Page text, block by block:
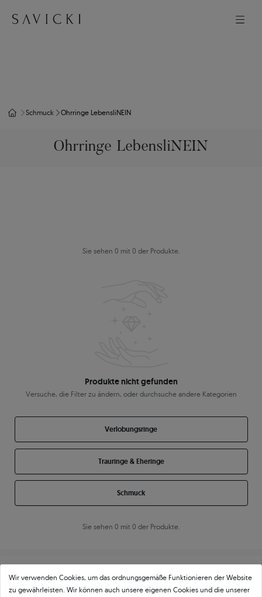
Schmuck Ohrringe LebensliNEIN
Ohrringe LebensliNEIN
Sie sehen 0 mit 0 der Produkte.
Produkte nicht gefunden
Versuche, die Filter zu ändern, oder durchsuche andere Kategorien
Verlobungsringe
Trauringe & Eheringe
Schmuck
Sie sehen 0 mit 0 der Produkte.
Wir verwenden Cookies, um das ordnungsgemäße Funktionieren der Website
zu gewährleisten. Wir können auch unsere eigenen Cookies und die unserer